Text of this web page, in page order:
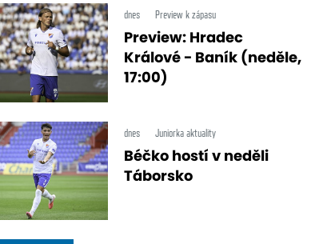
dnes Preview k zápasu
Preview: Hradec
Králové - Baník (neděle,
17:00)
dnes Juniorka aktuality
Béčko hostí v neděli
Táborsko